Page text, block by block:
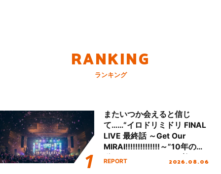
RANKING
ランキング
またいつか会えると信じ
て……“イロドリミドリ FINAL
LIVE 最終話 ～Get Our
MIRAI!!!!!!!!!!!!!!～”10年の活
動を経てファイナルを迎える
REPORT 2026.08.06